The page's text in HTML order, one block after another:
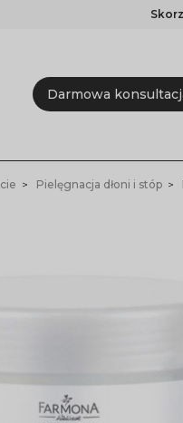
Darmowa
Pielęgnacja dłoni i stóp